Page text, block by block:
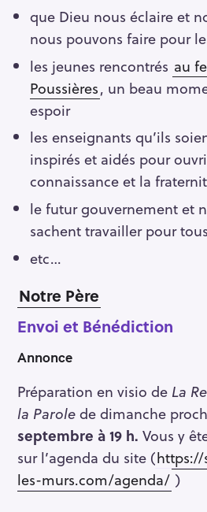
que Dieu nous éclaire et
nous pouvons faire pour
les jeunes rencontrés au
Poussières, un beau
espoir
les enseignants qu’ils
inspirés et aidés pour
connaissance et la
le futur gouvernement et
sachent travailler pour tous
etc…
Notre Père
Envoi et Bénédiction
Annonce
Préparation en visio de La
la Parolede dimanche
septembre à 19 h. Vous y
sur l’agenda du site (
les-murs.com/agenda/ )